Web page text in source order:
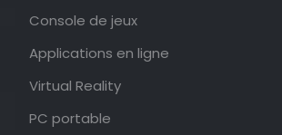
Console de jeux
Applications en ligne
Virtual Reality
PC portable